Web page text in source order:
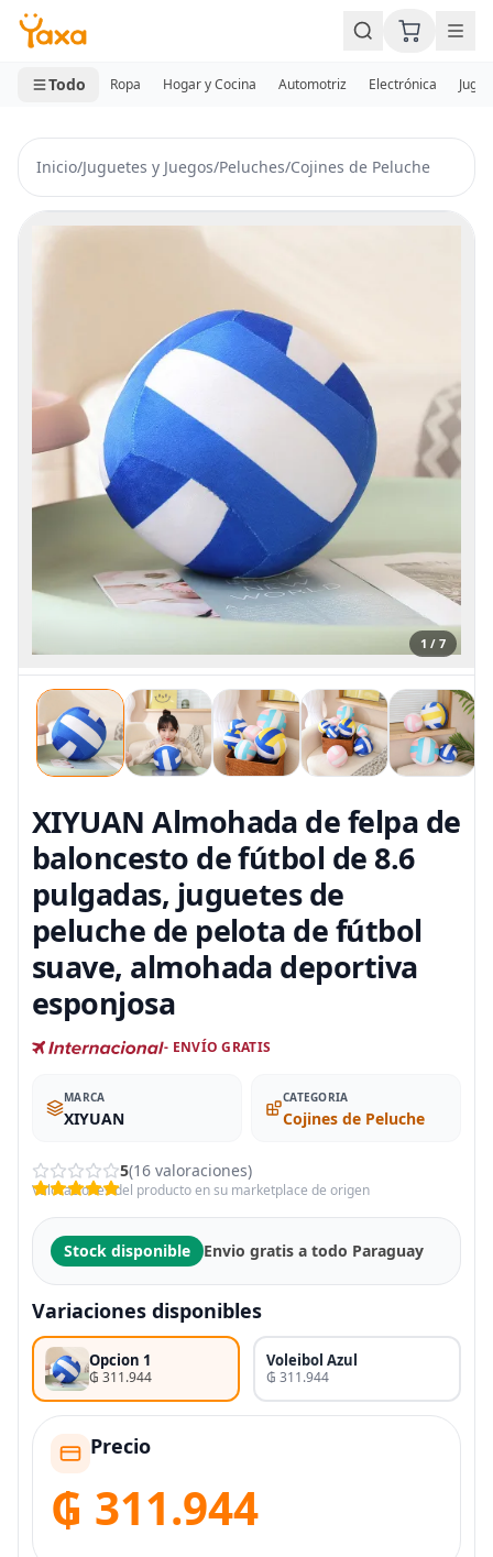
MINI CARRITO
0 productos
Todo Ropa Hogar y Cocina Automotriz Electrónica
Inicio/Juguetes y Juegos/Peluches/Cojines de Peluche
1 / 7
XIYUAN Almohada de felpa de
baloncesto de fútbol de 8.6
pulgadas, juguetes de
peluche de pelota de fútbol
suave, almohada deportiva
esponjosa
- ENVÍO GRATIS
MARCA
XIYUAN
CATEGORIA
Cojines de Peluche
5(16 valoraciones)
Valoraciones del producto en su marketplace de origen
Stock disponible Envio gratis a todo Paraguay
Variaciones disponibles
Opcion 1
₲ 311.944
Voleibol Azul
₲ 311.944
Precio
₲ 311.944